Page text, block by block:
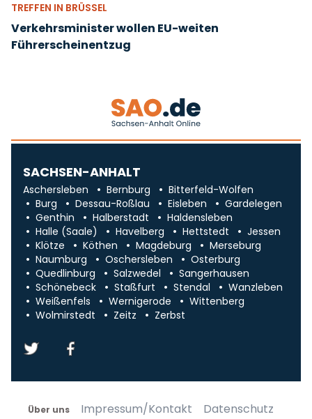
TREFFEN IN BRÜSSEL
Verkehrsminister wollen EU-weiten
Führerscheinentzug
SACHSEN-ANHALT
Aschersleben Bernburg
Bitterfeld-Wolfen
Burg
Dessau-Roßlau Eisleben
Gardelegen
Genthin
Halberstadt
Haldensleben
Halle (Saale)
Havelberg Hettstedt
Jessen
Klötze
Köthen Magdeburg
Merseburg
Naumburg
Oschersleben
Osterburg
Quedlinburg
Salzwedel
Sangerhausen
Schönebeck
Staßfurt Stendal
Wanzleben
Weißenfels
Wernigerode
Wittenberg
Wolmirstedt
Zeitz Zerbst
Über uns Impressum/Kontakt Datenschutz